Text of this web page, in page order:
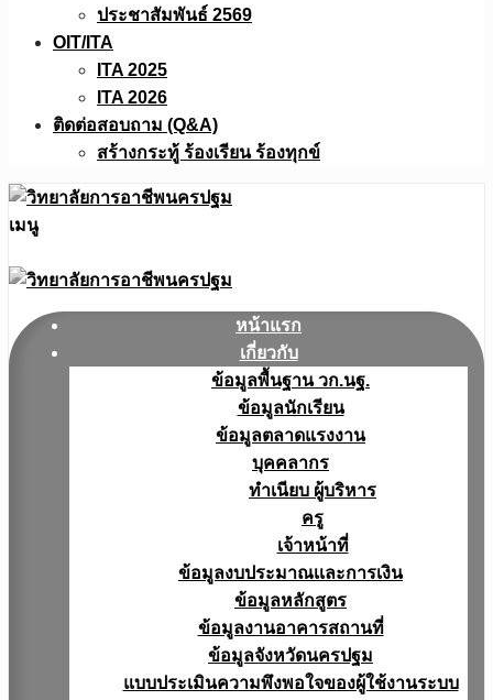
ประชาสัมพันธ์ 2569
OIT/ITA
ITA 2025
ITA 2026
ติดต่อสอบถาม (Q&A)
สร้างกระทู้ ร้องเรียน ร้องทุกข์
เมนู
หน้าแรก
เกี่ยวกับ
ข้อมูลพื้นฐาน วก.นฐ.
ข้อมูลนักเรียน
ข้อมูลตลาดแรงงาน
บุคคลากร
ทำเนียบ ผู้บริหาร
ครู
เจ้าหน้าที่
ข้อมูลงบประมาณเเละการเงิน
ข้อมูลหลักสูตร
ข้อมูลงานอาคารสถานที่
ข้อมูลจังหวัดนครปฐม
แบบประเมินความพึงพอใจของผู้ใช้งานระบบ